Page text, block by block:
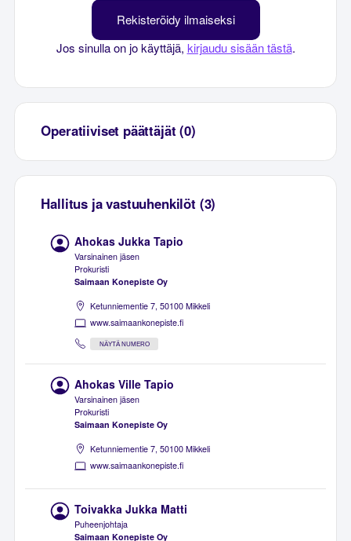
Rekisteröidy ilmaiseksi
Jos sinulla on jo käyttäjä, kirjaudu sisään tästä.
Operatiiviset päättäjät (0)
Hallitus ja vastuuhenkilöt (3)
Ahokas Jukka Tapio
Varsinainen jäsen
Prokuristi
Saimaan Konepiste Oy
Ketunniementie 7, 50100 Mikkeli
www.saimaankonepiste.fi
NÄYTÄ NUMERO
Ahokas Ville Tapio
Varsinainen jäsen
Prokuristi
Saimaan Konepiste Oy
Ketunniementie 7, 50100 Mikkeli
www.saimaankonepiste.fi
Toivakka Jukka Matti
Puheenjohtaja
Saimaan Konepiste Oy